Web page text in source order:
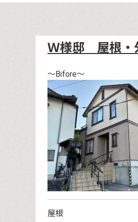
Ｗ様邸 屋根・
～Bifore～
屋根